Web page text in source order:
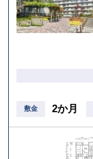
敷金 2か月